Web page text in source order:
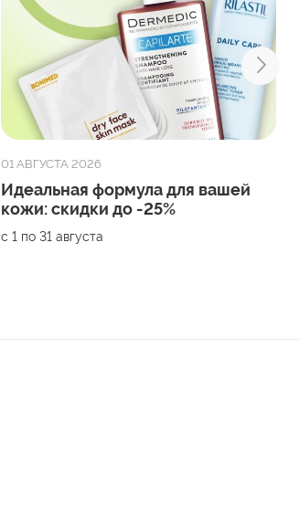
01 АВГУСТА 2026
Идеальная формула для вашей
кожи: скидки до -25%
с 1 по 31 августа